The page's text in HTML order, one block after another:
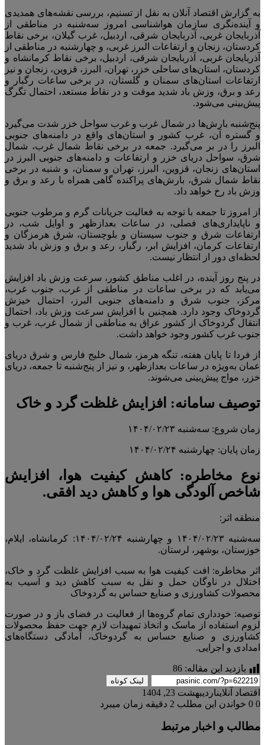
به گزارش اقتصاد آنلان به نقل از تسنیم، بررسی نقشه‌های همدیدی
و آینده‌نگری سازمان هواشناسی امروز سه‌شنبه در مناطقی از
آذربایجان غربی، آذربایجان شرقی، اردبیل، غرب گیلان، برخی نقاط
کردستان، زنجان و ارتفاعات البرز غربی، و چهارشنبه در مناطقی از
آذربایجان غربی، آذربایجان شرقی، اردبیل، برخی نقاط کرمانشاه و
کردستان، استان‌های ساحلی خزر، تهران، البرز، قزوین، زنجان و نیز
ارتفاعات استان‌های سمنان و گلستان، در برخی ساعات رگبار و
رعد و برق، وزش باد شدید موقت و در نقاط مستعد، احتمال تگرگ
پیش‌بینی می‌شود.
پنج‌شنبه بارش‌ها در شمال غرب و غرب سواحل خزر شدت می‌گیرد
و گستره آن، غرب کشور و استان‌های واقع در دامنه‌های جنوبی
البرز را در بر می‌گیرد. جمعه در برخی نقاط شمال غرب، شمال
شرق، سواحل دریای خزر و ارتفاعات و دامنه‌های جنوبی البرز در
استان‌های زنجان، قزوین، البرز، تهران و سمنان، و شنبه در برخی
نقاط شمال شرق، بارش‌های پراکنده گاهی همراه با رعد و برق و
وزش باد رخ خواهد داد.
از امروز تا جمعه با توجه به فعالیت جریانات گرم و مرطوب جنوبی
و ناپایداری‌های فصلی، در ساعات بعدازظهر و اوایل شب، در
ارتفاعات شرق و جنوب سیستان و بلوچستان، شرق هرمزگان و
ارتفاعات کرمان، افزایش ابر، رگبار، رعد و برق و وزش باد شدید
لحظه‌ای دور از انتظار نیست.
در پنج روز آینده، در اغلب مناطق کشور، سرعت وزش باد افزایش
می‌یابد که در برخی ساعات در مناطقی از غرب، جنوب غرب،
مرکز، جنوب شرق و دامنه‌های جنوبی البرز، احتمال خیزش
گردوخاک وجود دارد. همچنین با افزایش سرعت وزش باد، احتمال
انتقال گردوخاک از کشور عراق به مناطقی از شمال غرب، غرب و
جنوب غرب کشور وجود خواهد داشت.
از فردا تا پایان هفته، تنگه هرمز، شمال خلیج فارس و شرق دریای
عمان به‌ویژه در ساعات بعدازظهر، و نیز از پنج‌شنبه تا جمعه، دریای
خزر، مواج پیش‌بینی می‌شوند.
توصیف سامانه: افزایش غلظت گرد و خاک
زمان شروع: سه‌شنبه ۱۴۰۴/۰۲/۲۳
زمان پایان: چهارشنبه ۱۴۰۴/۰۲/۲۴
نوع مخاطره: کاهش کیفیت هوا، افزایش
شاخص آلودگی هوا و کاهش دید افقی.
منطقه اثر:
سه‌شنبه ۱۴۰۴/۰۲/۲۳ و چهارشنبه ۱۴۰۴/۰۲/۲۴: کرمانشاه، ایلام،
خوزستان، بوشهر، لرستان.
اثر مخاطره: افت کیفیت هوا به سبب افزایش غلظت گرد و خاک،
اختلال در ناوگان حمل و نقل به سبب کاهش دید و آسیب به
محصولات کشاورزی و صنایع حساس به گردوخاک
توصیه: خودداری تمام گروه‌ها از فعالیت در فضای باز و در صورت
لزوم استفاده از ماسک و اتخاذ تمهیدات لازم جهت حفظ محصولات
کشاورزی و صنایع حساس به گردوخاک، آمادگی دستگاه‌های
امدادی و اجرایی.
بازدید این مقاله: 86
لینک کوتاه
اقتصاد آنلایناردیبهشت 23, 1404
0
خواندن این مطلب 2 دقیقه زمان میبرد
مطالب و اخبار مرتبط